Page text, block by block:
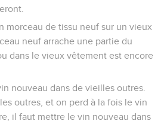
morceau de tissu neuf sur un vieux
neuf arrache une partie du
dans le vieux vêtement est encore
nouveau dans de vieilles outres.
outres, et on perd à la fois le vin
il faut mettre le vin nouveau dans